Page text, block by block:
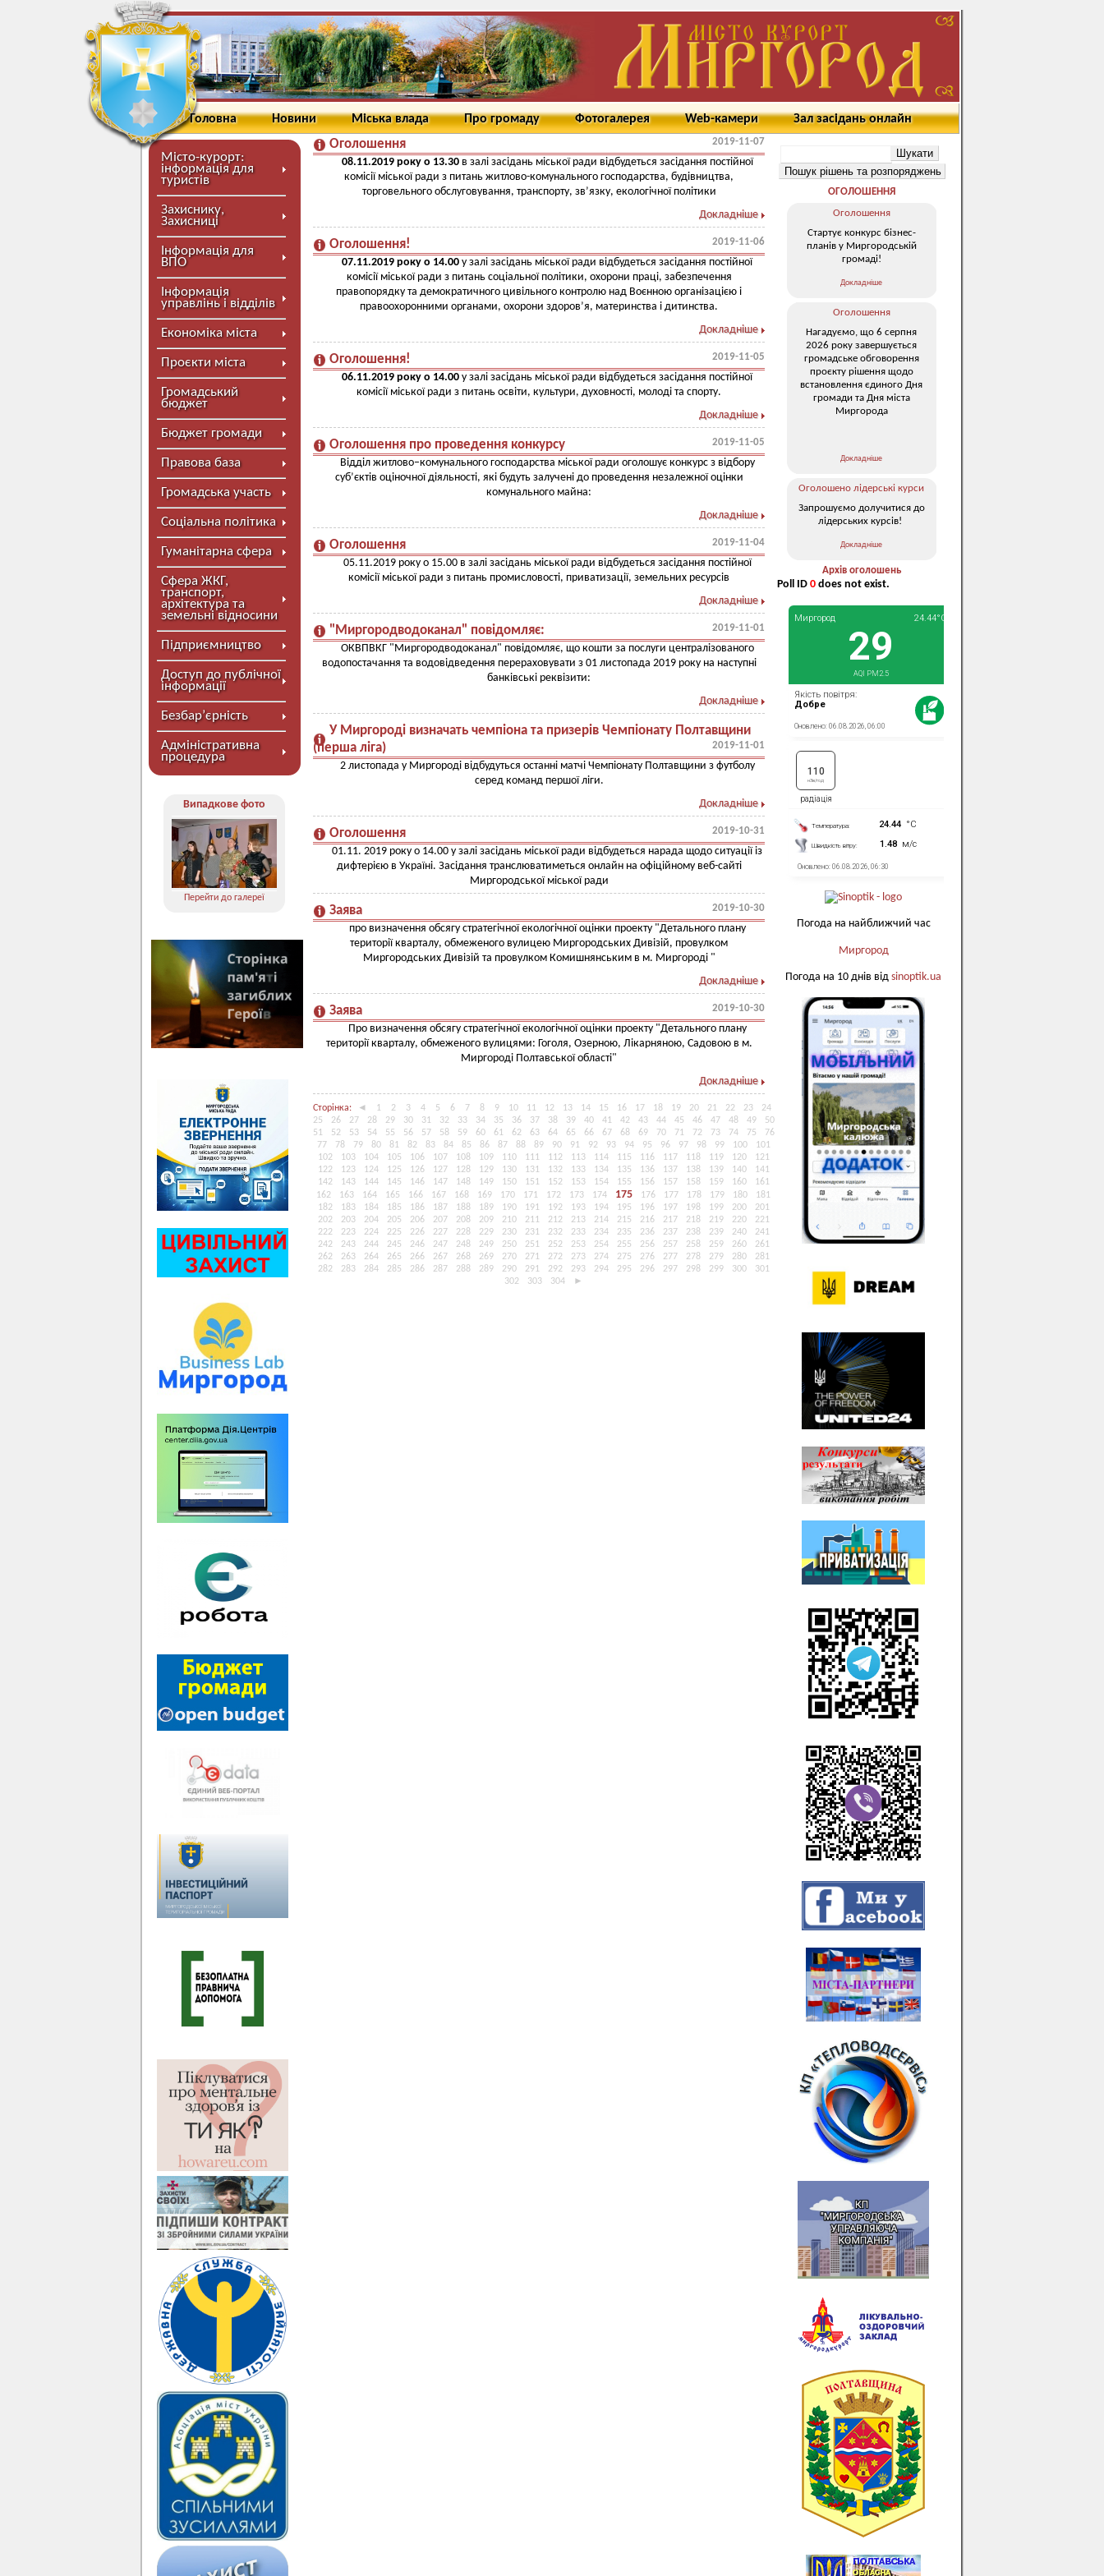
Головна Новини Міська влада Про громаду Фотогалерея Web-камери Зал засідань онлайн
Місто-курорт:
інформація для
туристів
Захиснику,
Захисниці
Інформація для
ВПО
Інформація
управлінь і відділів
Економіка міста
Проєкти міста
Громадський
бюджет
Бюджет громади
Правова база
Громадська участь
Соціальна політика
Гуманітарна сфера
Сфера ЖКГ,
транспорт,
архітектура та
земельні відносини
Підприємництво
Доступ до публічної
інформації
Безбар’єрність
Адміністративна
процедура
Випадкове фото
Перейти до галереї
Оголошення 2019-11-07
08.11.2019 року о 13.30 в залі засідань міської ради відбудеться засідання постійної
комісії міської ради з питань житлово-комунального господарства, будівництва,
торговельного обслуговування, транспорту, зв’язку, екологічної політики
Докладніше
Оголошення! 2019-11-06
07.11.2019 року о 14.00 у залі засідань міської ради відбудеться засідання постійної
комісії міської ради з питань соціальної політики, охорони праці, забезпечення
правопорядку та демократичного цивільного контролю над Воєнною організацією і
правоохоронними органами, охорони здоров’я, материнства і дитинства.
Докладніше
Оголошення! 2019-11-05
06.11.2019 року о 14.00 у залі засідань міської ради відбудеться засідання постійної
комісії міської ради з питань освіти, культури, духовності, молоді та спорту.
Докладніше
Оголошення про проведення конкурсу 2019-11-05
Відділ житлово–комунального господарства міської ради оголошує конкурс з відбору
суб’єктів оціночної діяльності, які будуть залучені до проведення незалежної оцінки
комунального майна:
Докладніше
Оголошення 2019-11-04
05.11.2019 року о 15.00 в залі засідань міської ради відбудеться засідання постійної
комісії міської ради з питань промисловості, приватизації, земельних ресурсів
Докладніше
"Миргородводоканал" повідомляє: 2019-11-01
ОКВПВКГ "Миргородводоканал" повідомляє, що кошти за послуги централізованого
водопостачання та водовідведення перераховувати з 01 листопада 2019 року на наступні
банківські реквізити:
Докладніше
У Миргороді визначать чемпіона та призерів Чемпіонату Полтавщини
(перша ліга)
2019-11-01
2 листопада у Миргороді відбудуться останні матчі Чемпіонату Полтавщини з футболу
серед команд першої ліги.
Докладніше
Оголошення 2019-10-31
01.11. 2019 року о 14.00 у залі засідань міської ради відбудеться нарада щодо ситуації із
дифтерією в Україні. Засідання транслюватиметься онлайн на офіційному веб-сайті
Миргородської міської ради
Заява 2019-10-30
про визначення обсягу стратегічної екологічної оцінки проекту "Детального плану
території кварталу, обмеженого вулицею Миргородських Дивізій, провулком
Миргородських Дивізій та провулком Комишнянським в м. Миргороді "
Докладніше
Заява 2019-10-30
Про визначення обсягу стратегічної екологічної оцінки проекту "Детального плану
території кварталу, обмеженого вулицями: Гоголя, Озерною, Лікарняною, Садовою в м.
Миргороді Полтавської області"
Докладніше
Сторінка: ◄ 1 2 3 4 5 6 7 8 9 10 11 12 13 14 15 16 17 18 19 20 21 22 23
24
25
26 27 28 29 30 31 32 33 34 35 36 37 38 39 40 41 42 43 44 45 46 47 48 49
50
51
52 53 54 55 56 57 58 59 60 61 62 63 64 65 66 67 68 69 70 71 72 73 74 75
76
77
78 79 80 81 82 83 84 85 86 87 88 89 90 91 92 93 94 95 96 97 98 99 100
101
102
103 104 105 106 107 108 109 110 111 112 113 114 115 116 117 118 119 120
121
122
123 124 125 126 127 128 129 130 131 132 133 134 135 136 137 138 139 140
141
142
143 144 145 146 147 148 149 150 151 152 153 154 155 156 157 158 159 160
161
162
163 164 165 166 167 168 169 170 171 172 173 174 175 176 177 178 179 180
181
182
183 184 185 186 187 188 189 190 191 192 193 194 195 196 197 198 199 200
201
202
203 204 205 206 207 208 209 210 211 212 213 214 215 216 217 218 219 220
221
222
223 224 225 226 227 228 229 230 231 232 233 234 235 236 237 238 239 240
241
242
243 244 245 246 247 248 249 250 251 252 253 254 255 256 257 258 259 260
261
262
263 264 265 266 267 268 269 270 271 272 273 274 275 276 277 278 279 280
281
282
283 284 285 286 287 288 289 290 291 292 293 294 295 296 297 298 299 300
301
302
303 304 ►
ОГОЛОШЕННЯ
Оголошення
Стартує конкурс бізнес-
планів у Миргородській
громаді!
Докладніше
Оголошення
Нагадуємо, що 6 серпня
2026 року завершується
громадське обговорення
проєкту рішення щодо
встановлення єдиного Дня
громади та Дня міста
Миргорода
Докладніше
Оголошено лідерські курси
Запрошуємо долучитися до
лідерських курсів!
Докладніше
Архів оголошень
Poll ID 0 does not exist.
Погода на найближчий час
Миргород
Погода на 10 днів від sinoptik.ua